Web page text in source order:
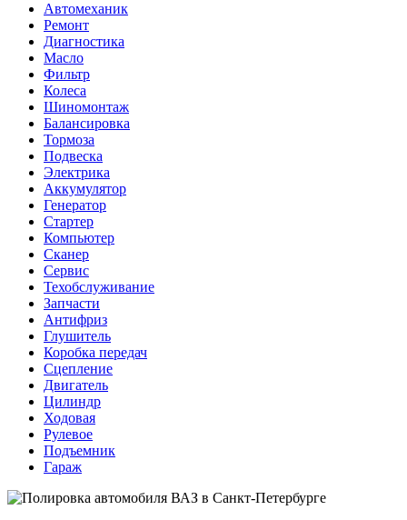
Автомеханик
Ремонт
Диагностика
Масло
Фильтр
Колеса
Шиномонтаж
Балансировка
Тормоза
Подвеска
Электрика
Аккумулятор
Генератор
Стартер
Компьютер
Сканер
Сервис
Техобслуживание
Запчасти
Антифриз
Глушитель
Коробка передач
Сцепление
Двигатель
Цилиндр
Ходовая
Рулевое
Подъемник
Гараж